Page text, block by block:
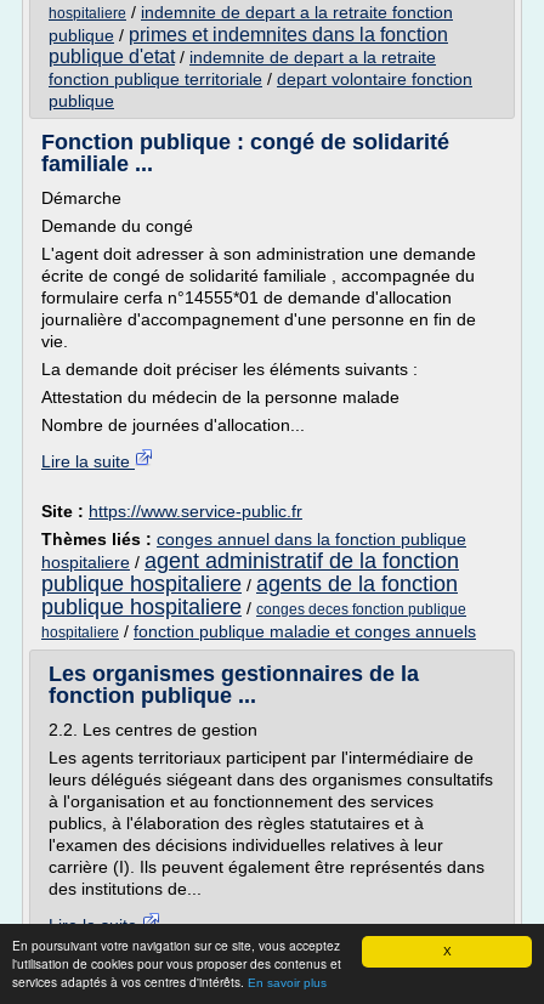
X
En poursuivant votre navigation sur ce site, vous acceptez
l'utilisation de cookies pour vous proposer des contenus et
services adaptés à vos centres d'intérêts. En savoir plus
hospitaliere / indemnite de depart a la retraite fonction
publique / primes et indemnites dans la fonction
publique d'etat/ indemnite de depart a la retraite
fonction publique territoriale / depart volontaire fonction
publique
Fonction publique : congé de solidarité
familiale ...
Démarche
Demande du congé
L'agent doit adresser à son administration une demande
écrite de congé de solidarité familiale , accompagnée du
formulaire cerfa n°14555*01 de demande d'allocation
journalière d'accompagnement d'une personne en fin de
vie.
La demande doit préciser les éléments suivants :
Attestation du médecin de la personne malade
Nombre de journées d'allocation...
Lire la suite
Site : https://www.service-public.fr
Thèmes liés : conges annuel dans la fonction publique
hospitaliere / agent administratif de la fonction
publique hospitaliere / agents de la fonction
publique hospitaliere / conges deces fonction publique
hospitaliere / fonction publique maladie et conges annuels
Les organismes gestionnaires de la
fonction publique ...
2.2. Les centres de gestion
Les agents territoriaux participent par l'intermédiaire de
leurs délégués siégeant dans des organismes consultatifs
à l'organisation et au fonctionnement des services
publics, à l'élaboration des règles statutaires et à
l'examen des décisions individuelles relatives à leur
carrière (I). Ils peuvent également être représentés dans
des institutions de...
Lire la suite
Site :http://www.wikiterritorial.cnfpt.fr